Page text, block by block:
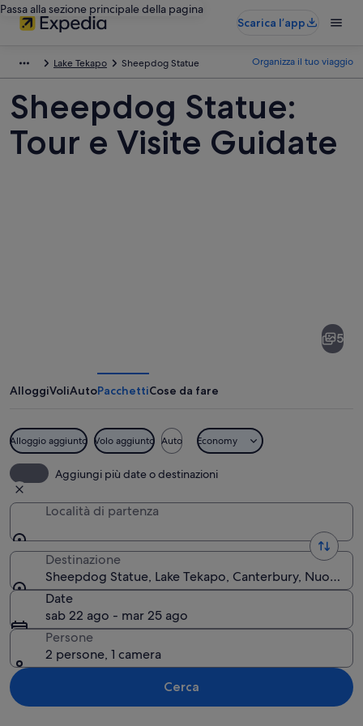
Passa alla sezione principale della pagina
Scarica l’app
Lake Tekapo Sheepdog Statue Organizza il tuo viaggio
Sheepdog Statue:
Tour e Visite Guidate
5
AlloggiVoliAutoPacchettiCose da fare
Alloggio aggiunto Volo aggiunto Auto Economy
Aggiungi più date o destinazioni
Località di partenza
Destinazione
Sheepdog Statue, Lake Tekapo, Canterbury, Nuova
Date
sab 22 ago - mar 25 ago
Persone
2 persone, 1 camera
Cerca